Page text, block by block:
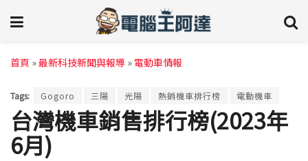
首頁 »最新科技新聞與報導 » 電動車情報
Tags: Gogoro 三陽 光陽 熱銷機車排行榜 電動機車
台灣機車銷售排行榜(2023年
6月)